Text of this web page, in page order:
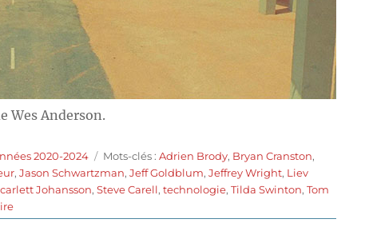
Wes Anderson.
2020-2024 Étiquettes
Mots-clés :Adrien Brody, Bryan Cranston,
,Jason Schwartzman,Jeff Goldblum,Jeffrey Wright, Liev
Johansson,Steve Carell,technologie,Tilda Swinton,Tom
sur
Asteroid